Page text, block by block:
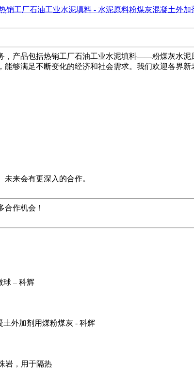
，产品包括热销工厂石油工业水泥填料——粉煤灰水
够满足不断变化的经济和社会需求。我们欢迎各界新
来会有更深入的合作。
作机会！